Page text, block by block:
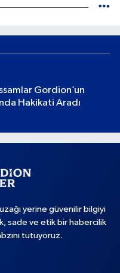
Gordion’un
Hakikati Aradı
yerine güvenilir bilgiyi
sade ve etik bir habercilik
tutuyoruz.